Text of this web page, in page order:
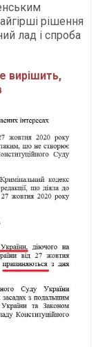
рішення
лад і спроба
вирішить,